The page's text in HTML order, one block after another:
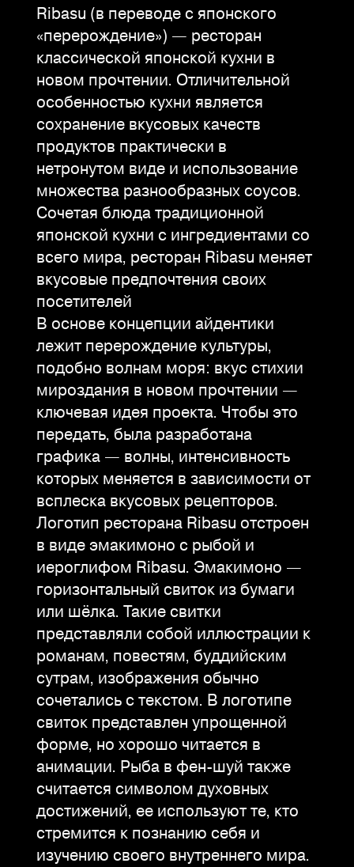
Ribasu (в переводе с японского
«перерождение») — ресторан
классической японской кухни в
новом прочтении. Отличительной
особенностью кухни является
сохранение вкусовых качеств
продуктов практически в
нетронутом виде и использование
множества разнообразных соусов.
Сочетая блюда традиционной
японской кухни с ингредиентами со
всего мира, ресторан Ribasu меняет
вкусовые предпочтения своих
посетителей
В основе концепции айдентики
лежит перерождение культуры,
подобно волнам моря: вкус стихии
мироздания в новом прочтении —
ключевая идея проекта. Чтобы это
передать, была разработана
графика — волны, интенсивность
которых меняется в зависимости от
всплеска вкусовых рецепторов.
Логотип ресторана Ribasu отстроен
в виде эмакимоно с рыбой и
иероглифом Ribasu. Эмакимоно —
горизонтальный свиток из бумаги
или шёлка. Такие свитки
представляли собой иллюстрации к
романам, повестям, буддийским
сутрам, изображения обычно
сочетались с текстом. В логотипе
свиток представлен упрощенной
форме, но хорошо читается в
анимации. Рыба в фен-шуй также
считается символом духовных
достижений, ее используют те, кто
стремится к познанию себя и
изучению своего внутреннего мира.